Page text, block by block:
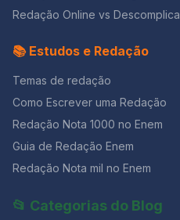
Redação Online vs Descomplica
📚 Estudos e Redação
Temas de redação
Como Escrever uma Redação
Redação Nota 1000 no Enem
Guia de Redação Enem
Redação Nota mil no Enem
📂 Categorias do Blog